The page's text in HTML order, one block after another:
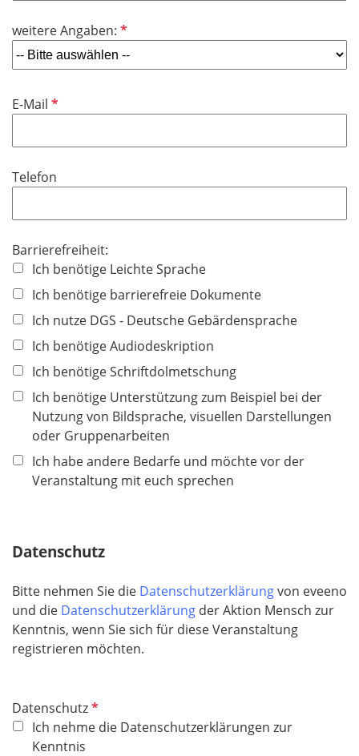
e
d
weitere Angaben: P
f
l
t
e
d
E-Mail P
c
t
e
l
d
Telefon
Barrierefreiheit:
Ich benötige Leichte Sprache
Ich benötige barrierefreie Dokumente
Ich nutze DGS - Deutsche Gebärdensprache
Ich benötige Audiodeskription
Ich benötige Schriftdolmetschung
Ich benötige Unterstützung zum Beispiel bei der
Nutzung von Bildsprache, visuellen Darstellungen
oder Gruppenarbeiten
Ich habe andere Bedarfe und möchte vor der
Veranstaltung mit euch sprechen
Datenschutz
Bitte nehmen Sie die Datenschutzerklärungvon eveeno
und die Datenschutzerklärung der Aktion Mensch zur
Kenntnis, wenn Sie sich für diese Veranstaltung
registrieren möchten.
DatenschutzP
f
Ich nehme die Datenschutzerklärungen zur
Kenntnis